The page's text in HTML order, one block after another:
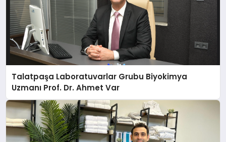
Talatpaşa Laboratuvarlar Grubu Biyokimya
Uzmanı Prof. Dr. Ahmet Var